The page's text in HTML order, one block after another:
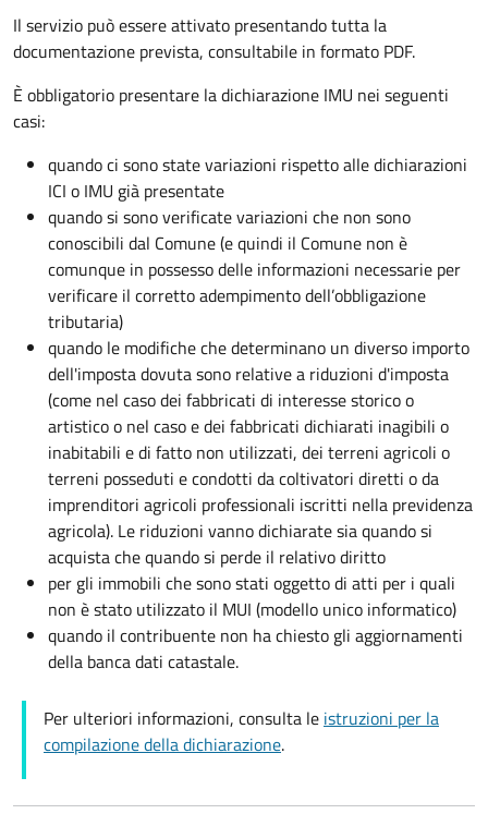
Il servizio può essere attivato presentando tutta la
documentazione prevista, consultabile in formato PDF.
È obbligatorio presentare la dichiarazione IMU nei seguenti
casi:
quando ci sono state variazioni rispetto alle dichiarazioni
ICI o IMU già presentate
quando si sono verificate variazioni che non sono
conoscibili dal Comune (e quindi il Comune non è
comunque in possesso delle informazioni necessarie per
verificare il corretto adempimento dell’obbligazione
tributaria)
quando le modifiche che determinano un diverso importo
dell'imposta dovuta sono relative a riduzioni d'imposta
(come nel caso dei fabbricati di interesse storico o
artistico o nel caso e dei fabbricati dichiarati inagibili o
inabitabili e di fatto non utilizzati, dei terreni agricoli o
terreni posseduti e condotti da coltivatori diretti o da
imprenditori agricoli professionali iscritti nella previdenza
agricola). Le riduzioni vanno dichiarate sia quando si
acquista che quando si perde il relativo diritto
per gli immobili che sono stati oggetto di atti per i quali
non è stato utilizzato il MUI (modello unico informatico)
quando il contribuente non ha chiesto gli aggiornamenti
della banca dati catastale.
Per ulteriori informazioni, consulta le istruzioni per la
compilazione della dichiarazione.